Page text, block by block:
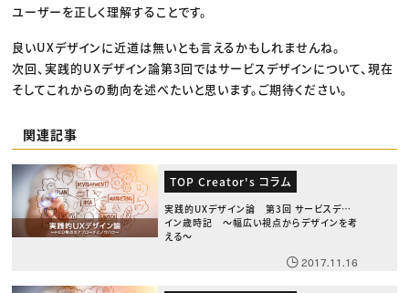
ユーザーを正しく理解することです。
良いUXデザインに近道は無いとも言えるかもしれませんね。
次回、実践的UXデザイン論第3回ではサービスデザインについて、現在
そしてこれからの動向を述べたいと思います。ご期待ください。
関連記事
TOP Creator's コラム
実践的UXデザイン論 第3回 サービスデザ
イン歳時記 〜幅広い視点からデザインを考
える〜
2017.11.16